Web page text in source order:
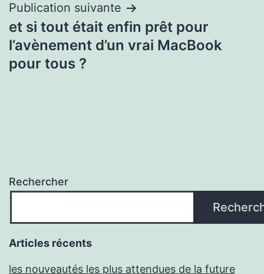
Publication suivante
et si tout était enfin prêt pour
l’avènement d’un vrai MacBook
pour tous ?
Rechercher
Articles récents
les nouveautés les plus attendues de la future